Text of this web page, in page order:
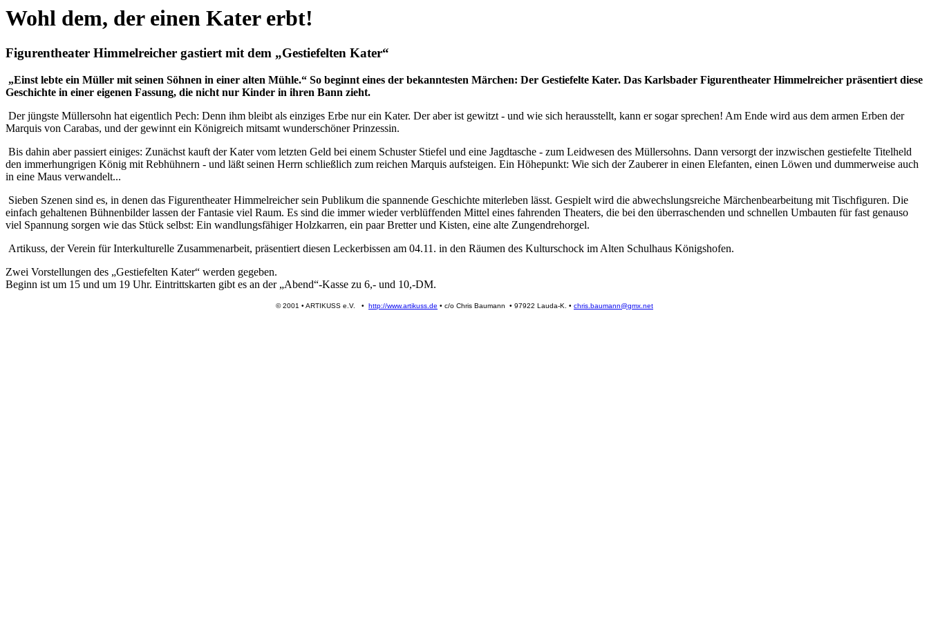
Wohl dem, der einen Kater erbt!
Figurentheater Himmelreicher gastiert mit dem „Gestiefelten Kater“
„Einst lebte ein Müller mit seinen Söhnen in einer alten Mühle.“ So beginnt eines der bekanntesten Märchen: Der Gestiefelte Kater. Das Karlsbader Figurentheater Himmelreicher präsentiert diese
Geschichte in einer eigenen Fassung, die nicht nur Kinder in ihren Bann zieht.
Der jüngste Müllersohn hat eigentlich Pech: Denn ihm bleibt als einziges Erbe nur ein Kater. Der aber ist gewitzt - und wie sich herausstellt, kann er sogar sprechen! Am Ende wird aus dem armen Erben der
Marquis von Carabas, und der gewinnt ein Königreich mitsamt wunderschöner Prinzessin.
Bis dahin aber passiert einiges: Zunächst kauft der Kater vom letzten Geld bei einem Schuster Stiefel und eine Jagdtasche - zum Leidwesen des Müllersohns. Dann versorgt der inzwischen gestiefelte Titelheld
den immerhungrigen König mit Rebhühnern - und läßt seinen Herrn schließlich zum reichen Marquis aufsteigen. Ein Höhepunkt: Wie sich der Zauberer in einen Elefanten, einen Löwen und dummerweise auch
in eine Maus verwandelt...
Sieben Szenen sind es, in denen das Figurentheater Himmelreicher sein Publikum die spannende Geschichte miterleben lässt. Gespielt wird die abwechslungsreiche Märchenbearbeitung mit Tischfiguren. Die
einfach gehaltenen Bühnenbilder lassen der Fantasie viel Raum. Es sind die immer wieder verblüffenden Mittel eines fahrenden Theaters, die bei den überraschenden und schnellen Umbauten für fast genauso
viel Spannung sorgen wie das Stück selbst: Ein wandlungsfähiger Holzkarren, ein paar Bretter und Kisten, eine alte Zungendrehorgel.
Artikuss, der Verein für Interkulturelle Zusammenarbeit, präsentiert diesen Leckerbissen am 04.11. in den Räumen des Kulturschock im Alten Schulhaus Königshofen.
Zwei Vorstellungen des „Gestiefelten Kater“ werden gegeben.
Beginn ist um 15 und um 19 Uhr. Eintrittskarten gibt es an der „Abend“-Kasse zu 6,- und 10,-DM.
© 2001 • ARTIKUSS e.V. • http://www.artikuss.de • c/o Chris Baumann • 97922 Lauda-K. • chris.baumann@gmx.net